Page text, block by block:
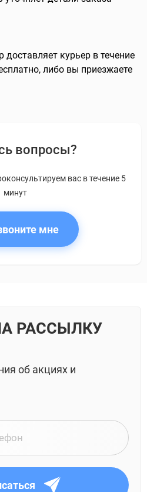
доставляет курьер в течение
либо вы приезжаете
вопросы?
вас в течение 5
минут
мне
РАССЫЛКУ
об акциях и